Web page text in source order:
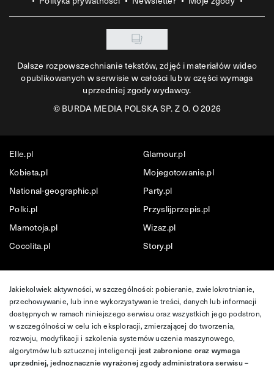
Dalsze rozpowszechnianie tekstów, zdjęć i materiałów wideo
opublikowanych w serwisie w całości lub w części wymaga
uprzedniej zgody wydawcy.
©BURDA MEDIA POLSKA SP. Z O. O 2026
Elle.pl
Glamour.pl
Kobieta.pl
Mojegotowanie.pl
National-geographic.pl
Party.pl
Polki.pl
Przyslijprzepis.pl
Mamotoja.pl
Wizaz.pl
Cocolita.pl
Story.pl
Jakiekolwiek aktywności, w szczególności: pobieranie, zwielokrotnianie,
przechowywanie, lub inne wykorzystywanie treści, danych lub informacji
dostępnych w ramach niniejszego serwisu oraz wszystkich jego podstron,
w szczególności w celu ich eksploracji, zmierzającej do tworzenia,
rozwoju, modyfikacji i szkolenia systemów uczenia maszynowego,
algorytmów lub sztucznej inteligencji jest zabronione oraz wymaga
uprzedniej, jednoznacznie wyrażonej zgody administratora serwisu –